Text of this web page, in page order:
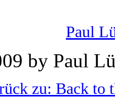
Paul
by Paul
zu: Back to